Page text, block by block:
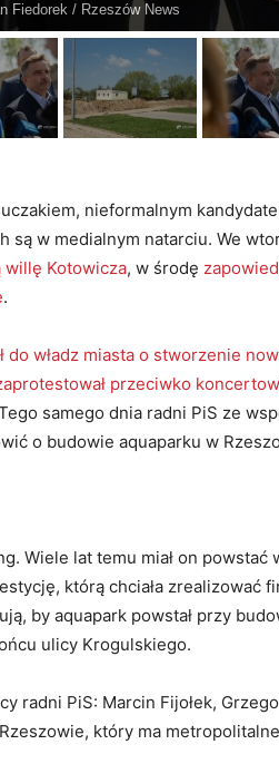
Fiedorek / Rzeszów News
nieformalnym
są w medialnym natarciu. We
willę Kotowicza, w środę
.
do władz miasta o stworzenie
przeciwko
samego dnia radni PiS ze
o budowie aquaparku w
Wiele lat temu miał on powstać
którą chciała zrealizować
by aquapark powstał przy
ulicy Krogulskiego.
radni PiS: Marcin Fijołek,
który ma